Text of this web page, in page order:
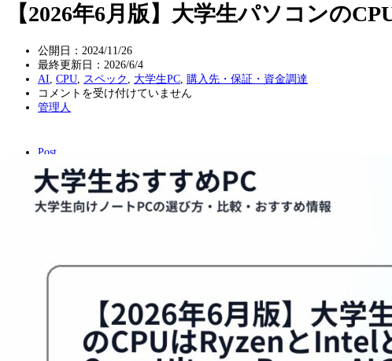
【2026年6月版】大学生パソコンの
公開日：2024/11/26
最終更新日： 2026/6/4
AI CPU スペック 大学生PC 購入先・保証・資金調達
【2026
年
版】
学
生
パ
CPU
コメントを受け付けていません
管理人
Post